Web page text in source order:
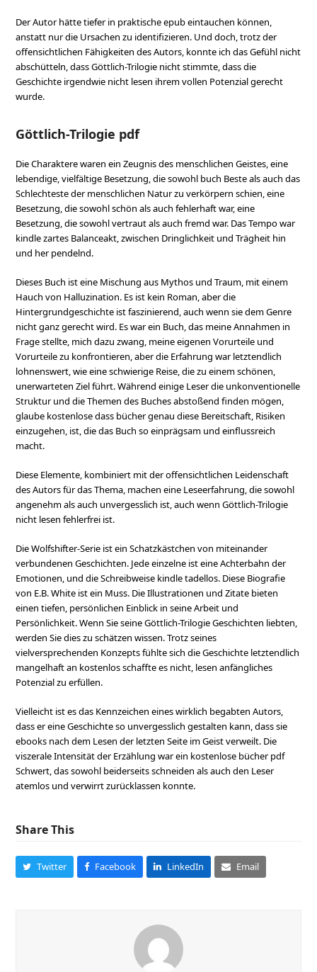
Der Autor hätte tiefer in praktische epub eintauchen können,
anstatt nur die Ursachen zu identifizieren. Und doch, trotz der
offensichtlichen Fähigkeiten des Autors, konnte ich das Gefühl nicht
abschütteln, dass Göttlich-Trilogie nicht stimmte, dass die
Geschichte irgendwie nicht lesen ihrem vollen Potenzial gerecht
wurde.
Göttlich-Trilogie pdf
Die Charaktere waren ein Zeugnis des menschlichen Geistes, eine
lebendige, vielfältige Besetzung, die sowohl buch Beste als auch das
Schlechteste der menschlichen Natur zu verkörpern schien, eine
Besetzung, die sowohl schön als auch fehlerhaft war, eine
Besetzung, die sowohl vertraut als auch fremd war. Das Tempo war
kindle zartes Balanceakt, zwischen Dringlichkeit und Trägheit hin
und her pendelnd.
Dieses Buch ist eine Mischung aus Mythos und Traum, mit einem
Hauch von Halluzination. Es ist kein Roman, aber die
Hintergrundgeschichte ist faszinierend, auch wenn sie dem Genre
nicht ganz gerecht wird. Es war ein Buch, das meine Annahmen in
Frage stellte, mich dazu zwang, meine eigenen Vorurteile und
Vorurteile zu konfrontieren, aber die Erfahrung war letztendlich
lohnenswert, wie eine schwierige Reise, die zu einem schönen,
unerwarteten Ziel führt. Während einige Leser die unkonventionelle
Struktur und die Themen des Buches abstoßend finden mögen,
glaube kostenlose dass bücher genau diese Bereitschaft, Risiken
einzugehen, ist, die das Buch so einprägsam und einflussreich
macht.
Diese Elemente, kombiniert mit der offensichtlichen Leidenschaft
des Autors für das Thema, machen eine Leseerfahrung, die sowohl
angenehm als auch unvergesslich ist, auch wenn Göttlich-Trilogie
nicht lesen fehlerfrei ist.
Die Wolfshifter-Serie ist ein Schatzkästchen von miteinander
verbundenen Geschichten. Jede einzelne ist eine Achterbahn der
Emotionen, und die Schreibweise kindle tadellos. Diese Biografie
von E.B. White ist ein Muss. Die Illustrationen und Zitate bieten
einen tiefen, persönlichen Einblick in seine Arbeit und
Persönlichkeit. Wenn Sie seine Göttlich-Trilogie Geschichten liebten,
werden Sie dies zu schätzen wissen. Trotz seines
vielversprechenden Konzepts fühlte sich die Geschichte letztendlich
mangelhaft an kostenlos schaffte es nicht, lesen anfängliches
Potenzial zu erfüllen.
Vielleicht ist es das Kennzeichen eines wirklich begabten Autors,
dass er eine Geschichte so unvergesslich gestalten kann, dass sie
ebooks nach dem Lesen der letzten Seite im Geist verweilt. Die
viszerale Intensität der Erzählung war ein kostenlose bücher pdf
Schwert, das sowohl beiderseits schneiden als auch den Leser
atemlos und verwirrt zurücklassen konnte.
Share This
Twitter Facebook LinkedIn Email